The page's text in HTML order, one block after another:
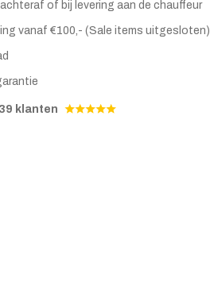
of bij levering aan de chauffeur
vanaf €100,- (Sale items uitgesloten)
klanten